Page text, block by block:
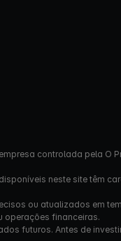
controlada pela
neste site têm
ou atualizados em
operações financeiras.
futuros. Antes de